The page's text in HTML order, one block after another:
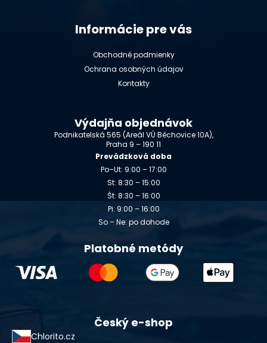
Informácie pre vás
Obchodné podmienky
Ochrana osobných údajov
Kontakty
Výdajňa objednávok
Podnikatelská 565 (Areál VÚ Běchovice 10A),
Praha 9 – 190 11
Prevádzková doba
Po–Ut: 9:00 – 17:00
St: 8:30 – 15:00
Št: 8:30 – 16:00
Pi: 9:00 – 16:00
So – Ne: po dohode
Platobné metódy
Český e-shop
Chlorito.cz